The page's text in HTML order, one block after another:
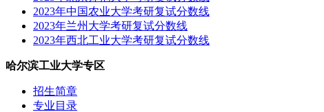
2023年中国农业大学考研复试分数线
2023年兰州大学考研复试分数线
2023年西北工业大学考研复试分数线
哈尔滨工业大学专区
招生简章
专业目录